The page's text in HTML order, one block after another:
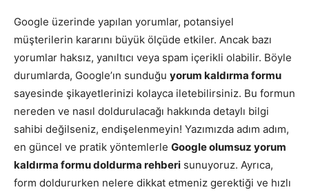
Google üzerinde yapılan yorumlar, potansiyel
müşterilerin kararını büyük ölçüde etkiler. Ancak bazı
yorumlar haksız, yanıltıcı veya spam içerikli olabilir. Böyle
durumlarda, Google’ın sunduğu yorum kaldırma formu
sayesinde şikayetlerinizi kolayca iletebilirsiniz. Bu formun
nereden ve nasıl doldurulacağı hakkında detaylı bilgi
sahibi değilseniz, endişelenmeyin! Yazımızda adım adım,
en güncel ve pratik yöntemlerle Google olumsuz yorum
kaldırma formu doldurma rehberi sunuyoruz. Ayrıca,
form doldururken nelere dikkat etmeniz gerektiği ve hızlı